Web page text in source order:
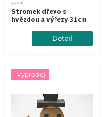
61325
Stromek dřevo s
hvězdou a výřezy 31cm
Detail
Výprodej